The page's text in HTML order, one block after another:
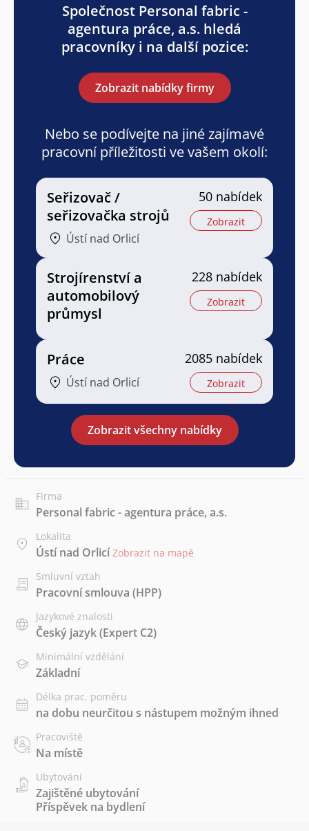
Společnost Personal fabric -
agentura práce, a.s. hledá
pracovníky i na další pozice:
Zobrazit nabídky firmy
Nebo se podívejte na jiné zajímavé
pracovní příležitosti ve vašem okolí:
Seřizovač /
seřizovačka strojů
Ústí nad Orlicí
50 nabídek
Zobrazit
Strojírenství a
automobilový
průmysl
228 nabídek
Zobrazit
Práce
Ústí nad Orlicí
2085 nabídek
Zobrazit
Zobrazit všechny nabídky
Firma
Personal fabric - agentura práce, a.s.
Lokalita
Ústí nad Orlicí Zobrazit na mapě
Smluvní vztah
Pracovní smlouva (HPP)
Jazykové znalosti
Český jazyk(Expert C2)
Minimální vzdělání
Základní
Délka prac. poměru
na dobu neurčitou s nástupem možným ihned
Pracoviště
Na místě
Ubytování
Zajištěné ubytování
Příspěvek na bydlení